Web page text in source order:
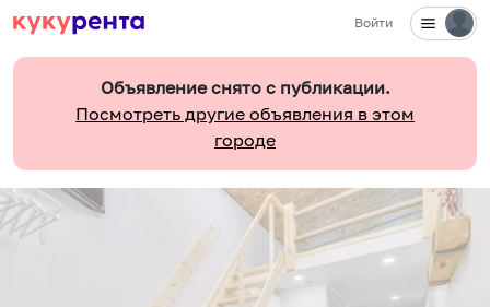
Войти
Объявление снято с публикации.
Посмотреть другие объявления в этом
городе